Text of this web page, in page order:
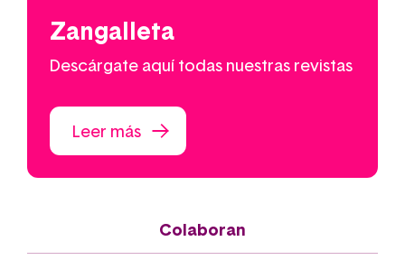
Zangalleta
Descárgate aquí todas nuestras revistas
Leer más
Colaboran